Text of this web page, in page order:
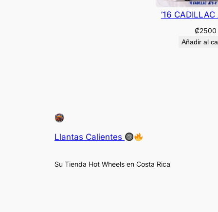
’16
₡2500
Añadir al
Llantas Calientes
Su Tienda Hot Wheels en Costa Rica